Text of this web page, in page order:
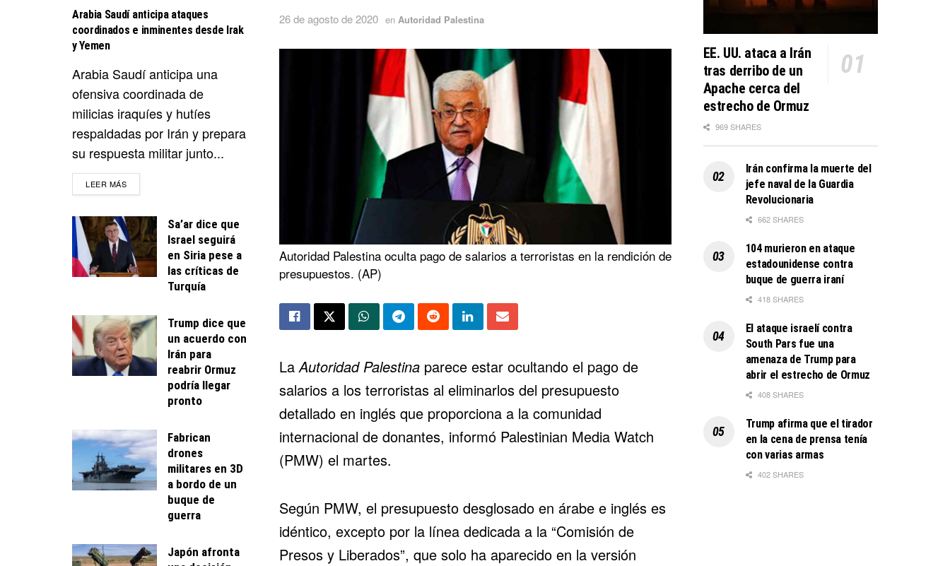
26 de agosto de 2020 en Autoridad Palestina
Autoridad Palestina oculta pago de salarios a terroristas en la rendición de
presupuestos. (AP)
LaAutoridad Palestinaparece estar ocultando el pago de
salarios a los terroristas al eliminarlos del presupuesto
detallado en inglés que proporciona a la comunidad
internacional de donantes, informó Palestinian Media Watch
(PMW) el martes.
Según PMW, el presupuesto desglosado en árabe e inglés es
idéntico, excepto por la línea dedicada a la “Comisión de
Presos y Liberados”, que solo ha aparecidoen la versión
Arabia Saudí anticipa ataques
coordinados e inminentes desde Irak
y Yemen
Arabia Saudí anticipa una
ofensiva coordinada de
milicias iraquíes y hutíes
respaldadas por Irán y prepara
su respuesta militar junto...
LEER MÁSDETAILS
Sa’ar dice que
Israel seguirá
en Siria pese a
las críticas de
Turquía
Trump dice que
un acuerdo con
Irán para
reabrir Ormuz
podría llegar
pronto
Fabrican
drones
militares en 3D
a bordo de un
buque de
guerra
Japón afronta
EE. UU. ataca a Irán
tras derribo de un
Apache cerca del
estrecho de Ormuz
969 SHARES
Irán confirma la muerte del
jefe naval de la Guardia
Revolucionaria
662 SHARES
104 murieron en ataque
estadounidense contra
buque de guerra iraní
418 SHARES
El ataque israelí contra
South Pars fue una
amenaza de Trump para
abrir el estrecho de Ormuz
408 SHARES
Trump afirma que el tirador
en la cena de prensa tenía
con varias armas
402 SHARES